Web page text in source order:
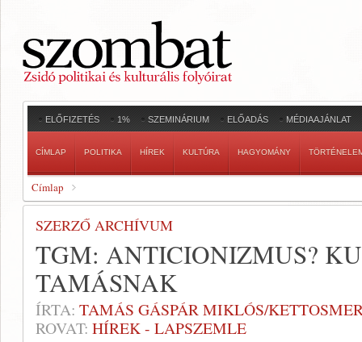
ELŐFIZETÉS 1% SZEMINÁRIUM ELŐADÁS MÉDIAAJÁNLAT
CÍMLAP POLITIKA HÍREK KULTÚRA HAGYOMÁNY
Címlap
SZERZŐ ARCHÍVUM
TGM: ANTICIONIZMUS?
TAMÁSNAK
ÍRTA: TAMÁS GÁSPÁR MIKLÓS/
ROVAT: HÍREK - LAPSZEMLE